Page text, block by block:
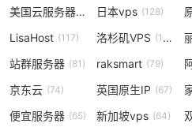
美国云服务器(138)日本vps (128)
LisaHost (117) 洛杉矶VPS (102)
站群服务器 (81) raksmart (79)
京东云 (74) 英国原生IP (67)
便宜服务器 (65) 新加坡vps (64)